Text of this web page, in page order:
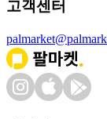
고객센터